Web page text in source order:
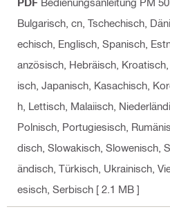
Bulgarisch, cn, Tschechisch,
echisch, Englisch, Spanisch,
anzösisch, Hebräisch,
isch, Japanisch, Kasachisch,
h, Lettisch, Malaiisch,
Polnisch, Portugiesisch,
disch, Slowakisch, Slowenisch,
ändisch, Türkisch, Ukrainisch,
esisch, Serbisch [ 2.1 MB ]